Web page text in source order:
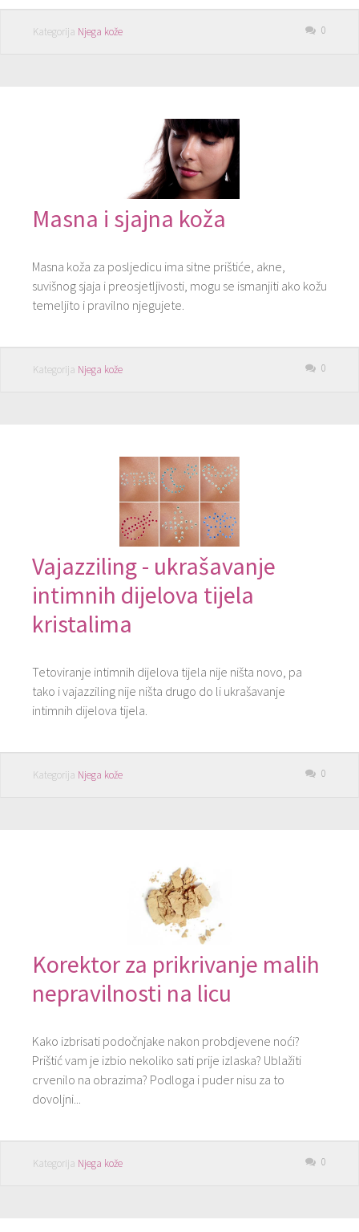
Kategorija Njega kože 0
Masna i sjajna koža
Masna koža za posljedicu ima sitne prištiće, akne,
suvišnog sjaja i preosjetljivosti, mogu se ismanjiti ako kožu
temeljito i pravilno njegujete.
Kategorija Njega kože 0
Vajazziling - ukrašavanje
intimnih dijelova tijela
kristalima
Tetoviranje intimnih dijelova tijela nije ništa novo, pa
tako i vajazziling nije ništa drugo do li ukrašavanje
intimnih dijelova tijela.
Kategorija Njega kože 0
Korektor za prikrivanje malih
nepravilnosti na licu
Kako izbrisati podočnjake nakon probdjevene noći?
Prištić vam je izbio nekoliko sati prije izlaska? Ublažiti
crvenilo na obrazima? Podloga i puder nisu za to
dovoljni...
Kategorija Njega kože 0